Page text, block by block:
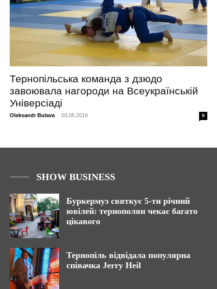
Тернопільська команда з дзюдо
завоювала нагороди на Всеукраїнській
Універсіаді
Oleksandr Bulava - 03.05.2019 0
SHOW BUSINESS
Буркермуз святкує 5-ти річний
ювілей: тернополян чекає багато
цікавого
Тернопіль відвідала популярна
співачка Jerry Heil